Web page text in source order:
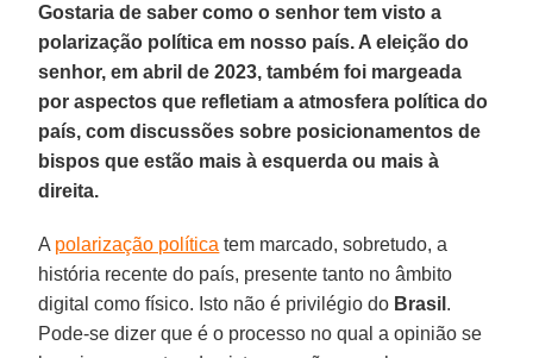
Gostaria de saber como o senhor tem visto a
polarização política em nosso país. A eleição do
senhor, em abril de 2023, também foi margeada
por aspectos que refletiam a atmosfera política do
país, com discussões sobre posicionamentos de
bispos que estão mais à esquerda ou mais à
direita.
A polarização política tem marcado, sobretudo, a
história recente do país, presente tanto no âmbito
digital como físico. Isto não é privilégio do Brasil .
Pode-se dizer que é o processo no qual a opinião se